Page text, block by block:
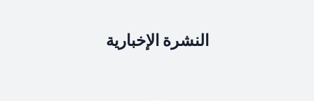
النشرة الإخبارية